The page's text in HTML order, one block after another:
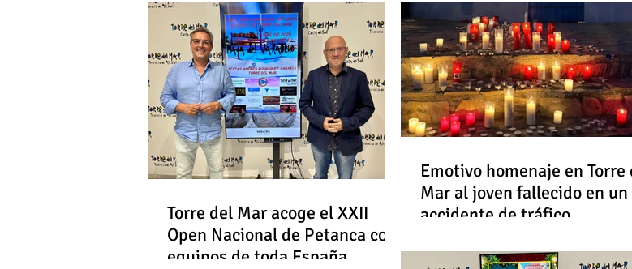
Torre del Mar acoge el XXII
Open Nacional de Petanca con
equipos de toda España
Emotivo homenaje en Torre
Mar al joven fallecido en un
accidente de tráfico